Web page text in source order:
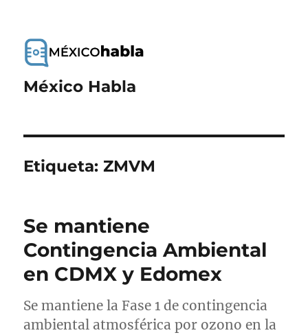
México Habla
Etiqueta:ZMVM
Se mantiene
Contingencia Ambiental
en CDMX y Edomex
Se mantiene la Fase 1 de contingencia
ambiental atmosférica por ozono en la